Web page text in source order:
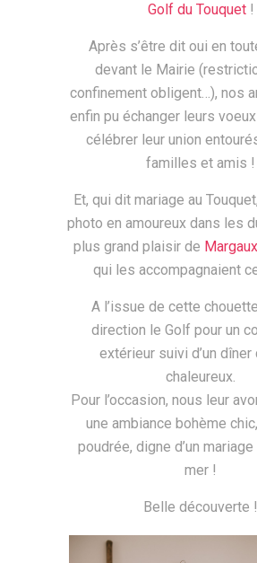
Golf du Touquet!
Après s’être dit oui en
devant le Mairie
confinement obligent…), nos
enfin pu échanger leurs
célébrer leur union
familles et amis !
Et, qui dit mariage au
photo en amoureux dans les
plus grand plaisir de Margaux
qui les accompagnaient
A l’issue de cette
direction le Golf pour un
extérieur suivi d’un
chaleureux.
Pour l’occasion, nous leur
une ambiance bohème
poudrée, digne d’un
mer !
Belle découverte !